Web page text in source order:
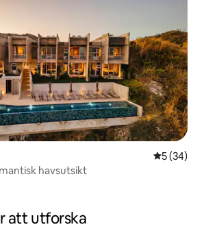
5 av 5 i
5 (34)
havsutsikt
att utforska